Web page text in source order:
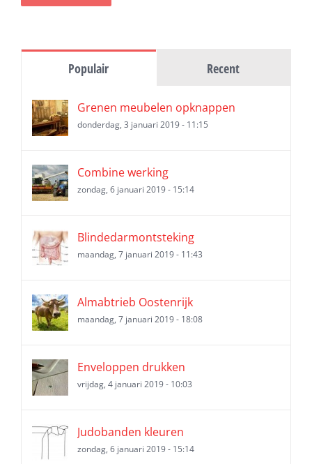
Populair Recent
Grenen meubelen opknappen
donderdag, 3 januari 2019 - 11:15
Combine werking
zondag, 6 januari 2019 - 15:14
Blindedarmontsteking
maandag, 7 januari 2019 - 11:43
Almabtrieb Oostenrijk
maandag, 7 januari 2019 - 18:08
Enveloppen drukken
vrijdag, 4 januari 2019 - 10:03
Judobanden kleuren
zondag, 6 januari 2019 - 15:14